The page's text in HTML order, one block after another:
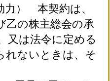
力） 本契約は、
乙の株主総会の承
又は法令に定める
れないときは、そ